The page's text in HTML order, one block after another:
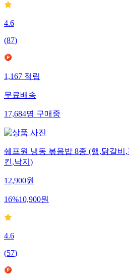
4.6
(87)
1,167 적립
무료배송
17,684명 구매중
쉐프원 냉동 볶음밥 8종 (햄,닭갈비
킨,낙지)
12,900원
16%10,900원
4.6
(57)